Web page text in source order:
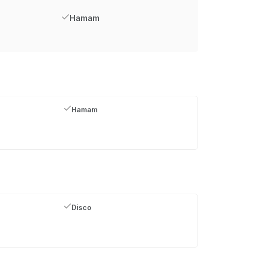
Hamam
Hamam
Disco